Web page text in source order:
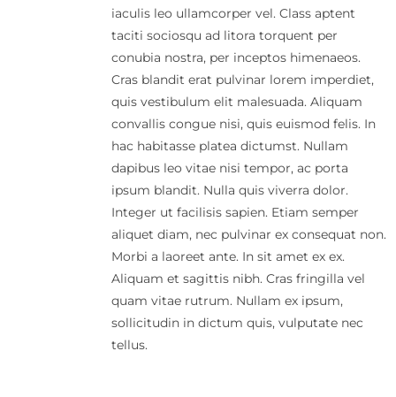
iaculis leo ullamcorper vel. Class aptent
taciti sociosqu ad litora torquent per
conubia nostra, per inceptos himenaeos.
Cras blandit erat pulvinar lorem imperdiet,
quis vestibulum elit malesuada. Aliquam
convallis congue nisi, quis euismod felis. In
hac habitasse platea dictumst. Nullam
dapibus leo vitae nisi tempor, ac porta
ipsum blandit. Nulla quis viverra dolor.
Integer ut facilisis sapien. Etiam semper
aliquet diam, nec pulvinar ex consequat non.
Morbi a laoreet ante. In sit amet ex ex.
Aliquam et sagittis nibh. Cras fringilla vel
quam vitae rutrum. Nullam ex ipsum,
sollicitudin in dictum quis, vulputate nec
tellus.